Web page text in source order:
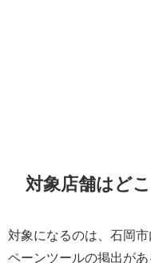
対象店舗はどこ
対象になるのは、石岡
ペーンツールの掲出があ